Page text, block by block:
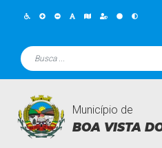
Município de
BOA VISTA